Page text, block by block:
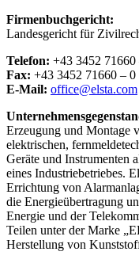
Firmenbuchgericht:
Landesgericht für
Telefon: +43 3452 71660
Fax: +43 3452 71660 – 0
E-Mail: office@elsta.com
Erzeugung und Montage
elektrischen,
Geräte und Instrumenten
eines Industriebetriebes.
Errichtung von
die Energieübertragung
Energie und der
Teilen unter der Marke
Herstellung von